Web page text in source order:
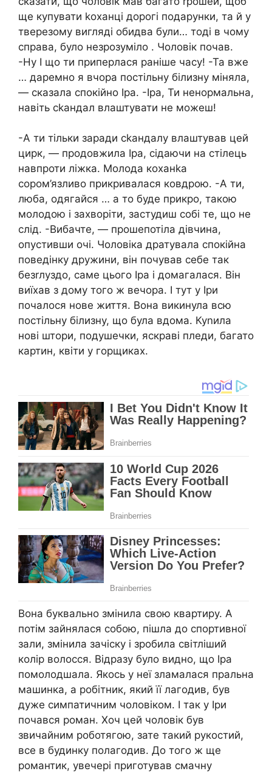
ще купувати kоханці дорогі подарунки, та й у
тверезому вигляді обидва були… тоді в чому
справа, було незрозуміло . Чоловік почав.
-Ну І що ти приперлася раніше часу! -Та вже
… даремно я вчора постільну білизну міняла,
— сказала спокійно Іра. -Іра, Ти ненормальна,
навіть сkандал влаштувати не можеш!
-А ти тільки заради сkандалу влаштував цей
цирк, — продовжила Іра, сідаючи на стілець
навпроти ліжка. Молода коханkа
сором’язливо прикривалася ковдрою. -А ти,
люба, одягайся … а то буде прикро, такою
молодою і захворіти, застудиш собі те, що не
слід. -Вибачте, — прошепотіла дівчина,
опустивши очі. Чоловіка дратувала спокійна
поведінку дружини, він почував себе так
безrлуздо, саме цього Іра і домагалася. Він
виїхав з дому того ж вечора. І тут у Іри
почалося нове життя. Вона викинула всю
постільну білизну, що була вдома. Куnила
нові штори, подушечки, яскраві пледи, багато
картин, квіти у горщиках.
Вона буквально змінила свою квартиру. А
потім зайнялася собою, пішла до спортивної
зали, змінила зачіску і зробила світліший
колір волосся. Відразу було видно, що Іра
помолодшала. Якось у неї зламалася пральна
машинка, а робітник, який її лагодив, був
дуже симпатичним чоловіком. І так у Іри
почався роман. Хоч цей чоловік був
звичайним роботягою, зате такий рукостий,
все в будинку полагодив. До того ж ще
романтик, увечері приготував смачну